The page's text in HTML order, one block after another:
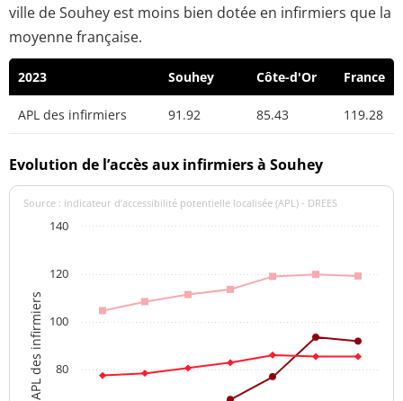
ville de Souhey est moins bien dotée en infirmiers que la
moyenne française.
2023 Souhey Côte-d'Or France
APL des infirmiers 91.92 85.43 119.28
Evolution de l’accès aux infirmiers à Souhey
APL des infirmiers
Source : indicateur d’accessibilité potentielle localisée (APL) - DREES
80
100
120
140